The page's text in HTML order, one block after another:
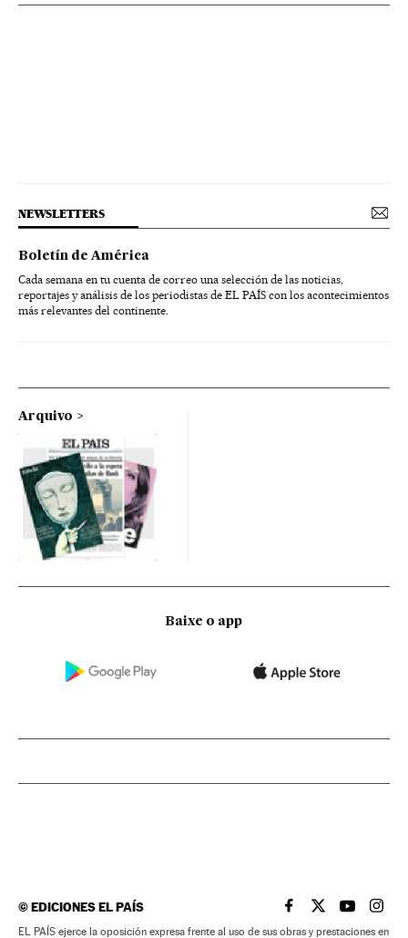
NEWSLETTERS
Boletín de América
Cada semana en tu cuenta de correo una selección de las noticias,
reportajes y análisis de los periodistas de EL PAÍS con los acontecimientos
más relevantes del continente.
Arquivo
Baixe o app
©EDICIONES EL PAÍS EL PAÍS BRASIL EN
EL PAÍSEL PAÍS
EL
EL PAÍS ejerce la oposición expresa frente al uso de sus obras y prestaciones en